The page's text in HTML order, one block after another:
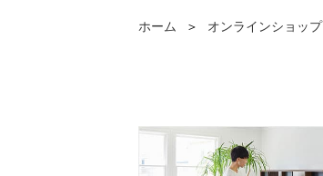
ホーム ＞ オンラインショップ